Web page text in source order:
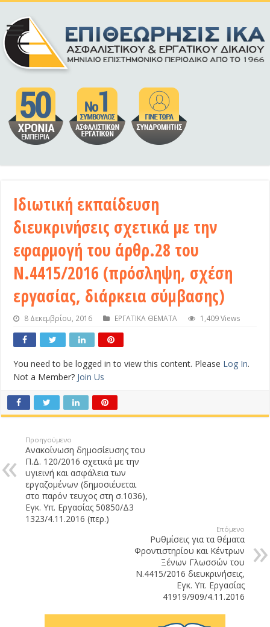
Ιδιωτική εκπαίδευση
διευκρινήσεις σχετικά με την
εφαρμογή του άρθρ.28 του
Ν.4415/2016 (πρόσληψη, σχέση
εργασίας, διάρκεια σύμβασης)
8 Δεκεμβρίου, 2016 ΕΡΓΑΤΙΚΑ ΘΕΜΑΤΑ 1,409 Views
You need to be logged in to view this content. Please Log In.
Not a Member? Join Us
Προηγούμενο
Ανακοίνωση δημοσίευσης του
Π.Δ. 120/2016 σχετικά με την
υγιεινή και ασφάλεια των
εργαζομένων (δημοσιέυεται
στο παρόν τευχος στη σ.1036),
Εγκ. Υπ. Εργασίας 50850/Δ3
1323/4.11.2016 (περ.)
Επόμενο
Ρυθμίσεις για τα θέματα
Φροντιστηρίου και Κέντρων
Ξένων Γλωσσών του
Ν.4415/2016 διευκρινήσεις,
Εγκ. Υπ. Εργασίας
41919/909/4.11.2016